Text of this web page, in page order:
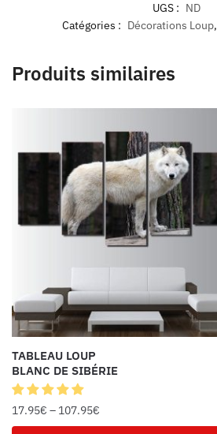
UGS : ND
Catégories : Décorations Loup,
Produits similaires
TABLEAU LOUP
BLANC DE SIBÉRIE
17.95€ – 107.95€